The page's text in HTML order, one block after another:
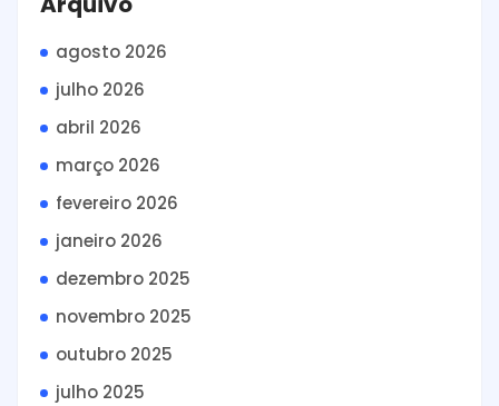
agosto 2026
julho 2026
abril 2026
março 2026
fevereiro 2026
janeiro 2026
dezembro 2025
novembro 2025
outubro 2025
julho 2025